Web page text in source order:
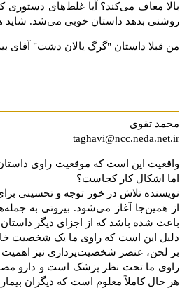
بالا معاف می‌کند؟ آیا غلط‌های
روشنی بدهد داستان خوبی می‌شد. شاید
من قبلا داستان "گرگ یالان دشت" آقای
محمد تقوی
taghavi@ncc.neda.net.ir
واقعیت این است که موقعیت راوی
اما اشکال کار کجاست؟
نویسنده تلاش در خور توجه و تحسینی
از همین‌جا آغاز می‌شود. بیروتی به
باعث شده باشد که از اجزای دیگر
دلیل این است که راوی ما یک شخصیت
بر لحن، عنصر شخصیت‌پردازی نیز اهمیت
راوی ما تحت نظر پزشک است و دارو
هر حال کاملاً معلوم است که دیگران